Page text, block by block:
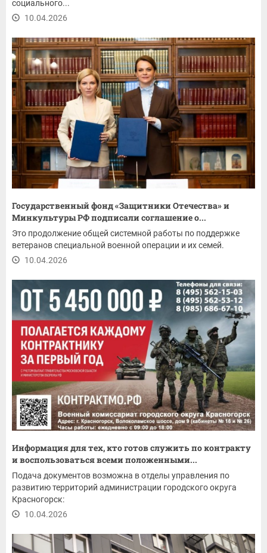
социального...
10.04.2026
Государственный фонд «Защитники Отечества» и
Минкультуры РФ подписали соглашение о...
Это продолжение общей системной работы по поддержке
ветеранов специальной военной операции и их семей.
10.04.2026
Информация для тех, кто готов служить по контракту
и воспользоваться всеми положенными...
Подача документов возможна в отделы управления по
развитию территорий администрации городского округа
Красногорск:
10.04.2026